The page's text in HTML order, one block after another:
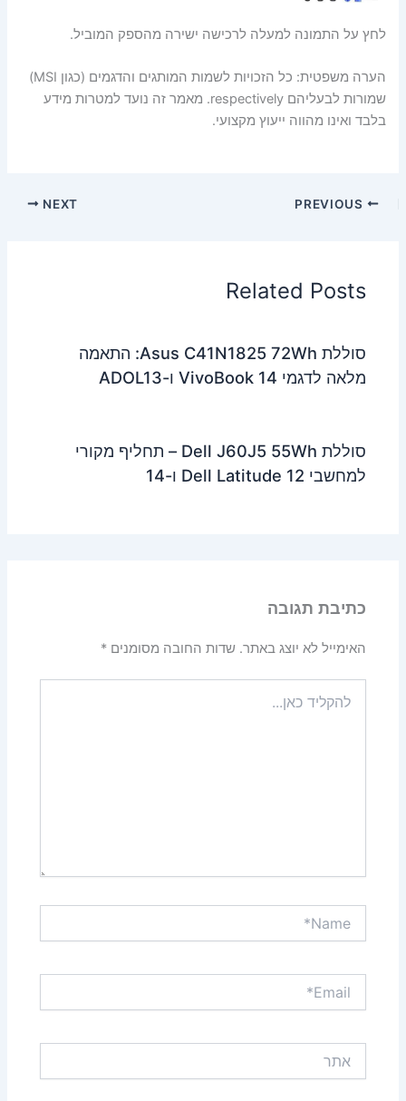
לחץ על התמונה למעלה לרכישה ישירה מהספק המוביל.
הערה משפטית: כל הזכויות לשמות המותגים והדגמים (כגון MSI)
שמורות לבעליהם respectively. מאמר זה נועד למטרות מידע
בלבד ואינו מהווה ייעוץ מקצועי.
NEXT
Related Posts
סוללת Asus C41N1825 72Wh: התאמה
מלאה לדגמי VivoBook 14 ו-ADOL13
סוללת Dell J60J5 55Wh – תחליף מקורי
למחשבי Dell Latitude 12 ו-14
כתיבת תגובה
האימייל לא יוצג באתר. שדות החובה מסומנים*
כאן...